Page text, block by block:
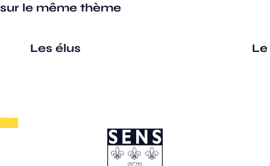
sur le même thème
Les élus